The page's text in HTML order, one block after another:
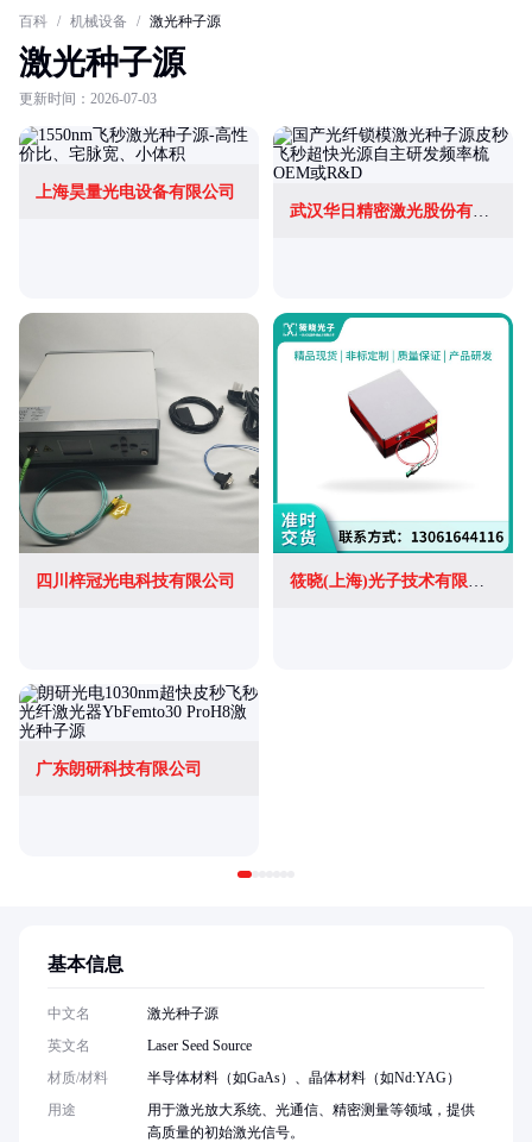
百科 / 机械设备 / 激光种子源
激光种子源
更新时间：2026-07-03
上海昊量光电设备有限公司
武汉华日精密激光股份有限公司
四川梓冠光电科技有限公司 筱晓(上海)光子技术有限公司
广东朗研科技有限公司
基本信息
中文名
激光种子源
英文名
Laser Seed Source
材质/材料
半导体材料（如GaAs）、晶体材料（如Nd:YAG）
用途
用于激光放大系统、光通信、精密测量等领域，提供
高质量的初始激光信号。